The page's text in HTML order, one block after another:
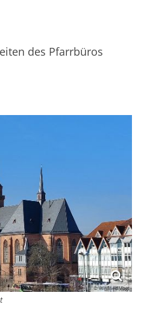
des Pfarrbüros
© Winfried Vogt